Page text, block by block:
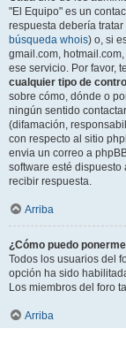
"El Equipo" es un
respuesta debería
búsqueda whois) o, si
gmail.com,
ese servicio. Por favor,
cualquier tipo de control
sobre cómo, dónde o
ningún sentido
(difamación,
con respecto al sitio
envia un correo a
software esté
recibir respuesta.
Arriba
¿Cómo puedo
Todos los usuarios del
opción ha sido
Los miembros del foro
Arriba